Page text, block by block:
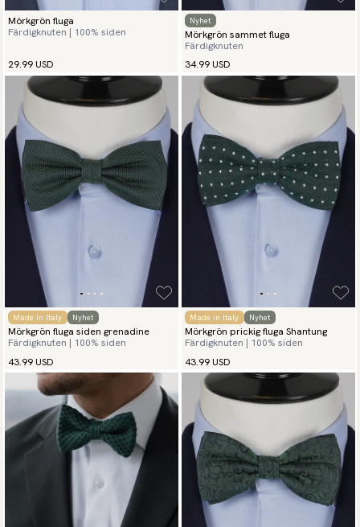
Mörkgrön fluga
Färdigknuten | 100% siden
29.99 USD
Nyhet
Mörkgrön sammet fluga
Färdigknuten
34.99 USD
Made in Italy Nyhet
Mörkgrön fluga siden grenadine
Färdigknuten | 100% siden
43.99 USD
Made in Italy Nyhet
Mörkgrön prickig fluga Shantung
Färdigknuten | 100% siden
43.99 USD